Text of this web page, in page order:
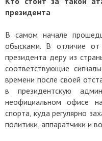
президента
В самом начале
обысками. В отличие
президента деру из
соответствующие
времени после своей
в президентскую
неофициальном офисе
спорта, куда регулярно
политики, аппаратчики и